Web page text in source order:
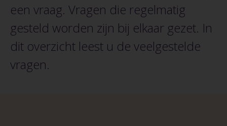
een vraag. Vragen die regelmatig
gesteld worden zijn bij elkaar gezet. In
dit overzicht leest u de veelgestelde
vragen.